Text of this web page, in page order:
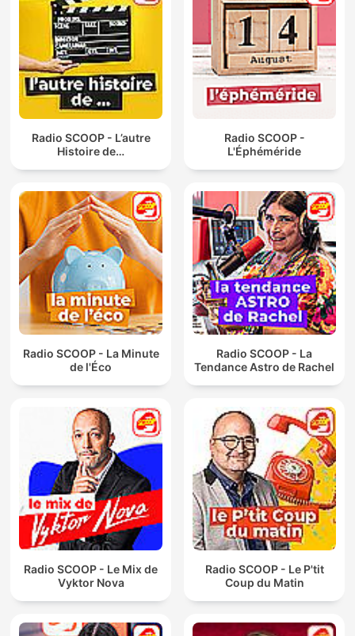
Radio SCOOP - L’autre
Histoire de…
Radio SCOOP -
L'Éphéméride
Radio SCOOP - La Minute
de l'Éco
Radio SCOOP - La
Tendance Astro de Rachel
Radio SCOOP - Le Mix de
Vyktor Nova
Radio SCOOP - Le P'tit
Coup du Matin